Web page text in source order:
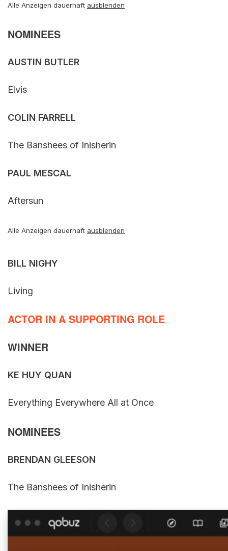
Alle Anzeigen dauerhaft ausblenden
NOMINEES
AUSTIN BUTLER
Elvis
COLIN FARRELL
The Banshees of Inisherin
PAUL MESCAL
Aftersun
Alle Anzeigen dauerhaft ausblenden
BILL NIGHY
Living
ACTOR IN A SUPPORTING ROLE
WINNER
KE HUY QUAN
Everything Everywhere All at Once
NOMINEES
BRENDAN GLEESON
The Banshees of Inisherin